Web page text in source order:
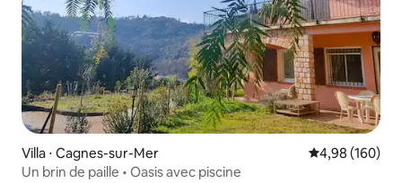
Villa ⋅ Cagnes-sur-Mer Évaluation
4,98 (160)
Un brin de paille • Oasis avec piscine